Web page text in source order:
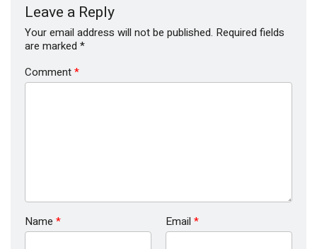
Leave a Reply
Your email address will not be published. Required fields
are marked *
Comment*
Name * Email *